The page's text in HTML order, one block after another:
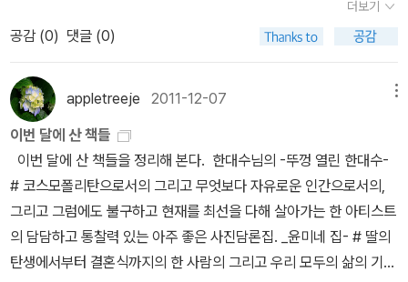
간을 공유하는 것처럼 기쁨과 기대감이 중첩되기도 하는 것이다. 어
대인이 일상을 지속할 수 있는 힘이 여기에 있다고 할 수 있다. 바로
하루하루를 자신만의 의례/의식으로 만들어나가는 일이다. 영화에서
도 뚜렷하게 보여주고 있듯이 우리의 일상은 단 하루도 같지 않다. 하
지만 이를 지루하게 보느냐 아니면 매일매일이 새로워질 수 있느냐는
자신의 일상적 의식 속에 이 미묘함을 알아차리는 시선에 있지 않을
까. 그런 의미에서 일상의 의식은 삶을 지탱하는 뼈대 같은 것인지도
모른다. 그리스 계 인류학 및 심리학 연구자 디미트리스 지칼라타스
의 책 <인간은 의례를 갈망한다>(김미선 옮김, 민음사)에서 바로 이
출판사)로랑 고데《세상의 마지막 밤》(민음사)미하일 불가코프《거장
과 마르가리타》(민음사)애덤 모턴《잔혹함에 대하여》(돌베개)처음
책이 나왔을 땐 타이포그래피가 아주 빨갰는데 시간이 흐르니 굳은
피처럼 칙칙하게 변했다. 정말 굿디자인!테리 이글턴 《악》과 같이 보
면 좋다~《악》은 빨간 게 하나도 없어서 같이 참여 못한 게 아쉽군ㅎ
테리 이글턴, 매슈 보몬트《비평가의 임무》언제 테리 이글턴 특집이라
도 해야지. 내 책장에서 정말 인기 많은 테리 이글턴ㅎ 클리퍼드
A 픽오버《한 권의 물리학》(프리렉)후안 고이티솔로《전쟁의 풍경》
(실천문학사)유발 하라리《사피엔스》(김영사)곰브리치《예술과 환
영》(열화당)애덤 샌델《편견이란 무엇인가》(와이즈베리)블라디미르
나보코프《서배스천 나이트의 진짜 인생》(문학동네)그러고 보니 문학
과 팝을 넘나든다는 점이 좋아보인다. 표지가 이미지로는 좀 촌스러
보이는데, 실물은 괜찮을 것 같아.앙리 카르티에 브레송 전시회 티켓
주는 책들 몇가지 뽑아보면, 산 책들과 비싸서 아직 안 샀지만 사고 싶
은 책들로 가득. 2만원 이상 구매시 나오는 티켓이라서 웬만한 책은
한 권만 사도 티켓 옴. ... 좋은건가.... 와 - 사진책들만 골라도 내가
완전 좋아하는 책들이다. 빔 벤더스의 ONCE(한번은) 이랑 데이빗
두쉬민의'프레임 안에서'는 세 번 이상 샀던 책들이고, 존 버거의 '제
7의 인간', '행운아' 새록새록하네, 장 모로와의 '세상 끝의 풍경'은 장
모르의 책이고 존 버거 서문 정도라 왜 존버거 공저냐며 현지 출판사
기회에 컬러링북을 확 구입해버렸다. 크리스마스는 뜯어내어서 카드
로 활용할 수 있을까 싶어 샀는데 저 소녀들 모습도 그러지 않을까...
라는 생각을.아, 근데 빈티지는 구입 안한 것 같다. 어제 한밤중부터
오늘까지 마구 구입을 해대느라 확실히 구분이 가질않는데... 색칠보
다는 드로잉을 해야하는데... 하면서 구입하지 않은 것 같기도 하고.
아무튼. 미적감각이 둔해서 색칠을 잘 해낼 수 있을 것 같지는 않지만
뭐. 도서정가제가 책값에만 영향을 주는 것이 아니라 멤버십에도 영
향을 주고 있다. 그러고보니. 난 알라딘 십주년 이벤트에 당첨이 되어
플래티넘 회원 유지를 줄창 하게 될 터인데, 그 효과도 사라지는것이
었다. 솔직히 그때 그 플래티넘 회원 혜택이라는 것도 알라딘의 십주
년 이벤트 당첨 선물치고는 참 생색내는 것도 안되는구나, 라는 생각
수 있으려나. 오늘도 소설책 한 권을 읽지 못하고 하루를 넘겨버릴 것
공감을 불러일으킨다. 책을 읽으며 '으흐흐~' 웃음을 터뜨리니 주변
사람들이 묘한 시선을 보낸다. 공감하게 되는 글을 볼 때마다 웃게 되
니 꽤나 많이 웃었다. 기분 좋은 시간이다. 4위,모든 상처는 이름
을 가지고 있다 이 책은 저자 량원다오가 2006년 8월 1일부터 12
월 31일까지 일기 형식으로 매일 한 편씩 써내려간 자기 해부의 시문
이다. 이 책을 읽으며 나는 나 자신이 하던 특유의 사색을 잊고 살았다
는 생각이 들었다. 사람의 일은 각기 다른 특색을 가지고 있으면서도
크게 보면 아주 다를 바는 없다. 각자 스스로가 어떻게 생각하느냐에
따라 침소봉대 되기도 하고, 아무 일도 아니었던 듯이 잊혀지기도 한
다. 이 책을 읽는 시간은 과거의 시간을 끄집어 내는 시간이 되었다.
상처인지도 모른 채 대충 덮어두고 잊었던 일들마저 떠오르는 시간이
더보기
공감 (0) 댓글 (0)
appletreeje 2011-12-07
이번 달에 산 책들
이번 달에 산 책들을 정리해 본다. 한대수님의 -뚜껑 열린 한대수-
# 코스모폴리탄으로서의 그리고 무엇보다 자유로운 인간으로서의,
그리고 그럼에도 불구하고 현재를 최선을 다해 살아가는 한 아티스트
의 담담하고 통찰력 있는 아주 좋은 사진담론집. _윤미네 집- # 딸의
탄생에서부터 결혼식까지의 한 사람의 그리고 우리 모두의 삶의 기록